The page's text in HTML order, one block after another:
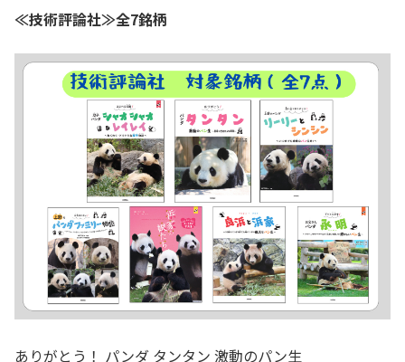
≪技術評論社≫全7銘柄
ありがとう！ パンダ タンタン 激動のパン生